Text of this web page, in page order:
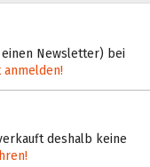
Newsletter) bei
anmelden!
deshalb keine